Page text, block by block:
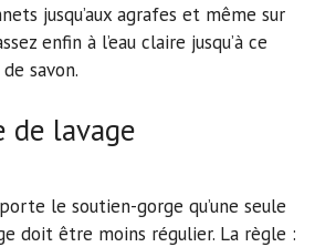
jusqu’aux agrafes et même sur
enfin à l’eau claire jusqu’à ce
savon.
de lavage
le soutien-gorge qu’une seule
doit être moins régulier. La règle :